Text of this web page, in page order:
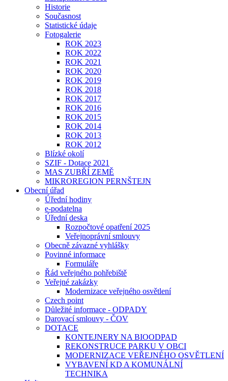
Historie
Současnost
Statistické údaje
Fotogalerie
ROK 2023
ROK 2022
ROK 2021
ROK 2020
ROK 2019
ROK 2018
ROK 2017
ROK 2016
ROK 2015
ROK 2014
ROK 2013
ROK 2012
Blízké okolí
SZIF - Dotace 2021
MAS ZUBŘÍ ZEMĚ
MIKROREGION PERNŠTEJN
Obecní úřad
Úřední hodiny
e-podatelna
Úřední deska
Rozpočtové opatření 2025
Veřejnoprávní smlouvy
Obecně závazné vyhlášky
Povinné informace
Formuláře
Řád veřejného pohřebiště
Veřejné zakázky
Modernizace veřejného osvětlení
Czech point
Důležité informace - ODPADY
Darovací smlouvy - ČOV
DOTACE
KONTEJNERY NA BIOODPAD
REKONSTRUCE PARKU V OBCI
MODERNIZACE VEŘEJNÉHO OSVĚTLENÍ
VYBAVENÍ KD A KOMUNÁLNÍ
TECHNIKA